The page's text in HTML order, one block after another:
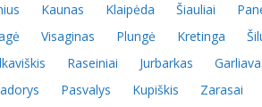
Kaunas Klaipėda Šiauliai
Visaginas Plungė Kretinga
Raseiniai Jurbarkas Garliava
Pasvalys Kupiškis Zarasai